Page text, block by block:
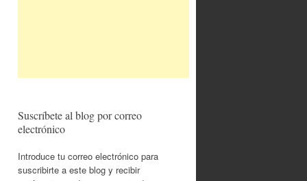
Suscríbete al blog por correo
electrónico
Introduce tu correo electrónico para
suscribirte a este blog y recibir